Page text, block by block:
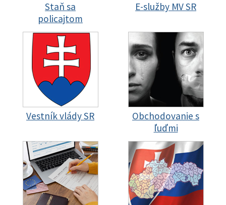
Staň sa
policajtom
E-služby MV SR
Vestník vlády SR
Obchodovanie s
ľuďmi